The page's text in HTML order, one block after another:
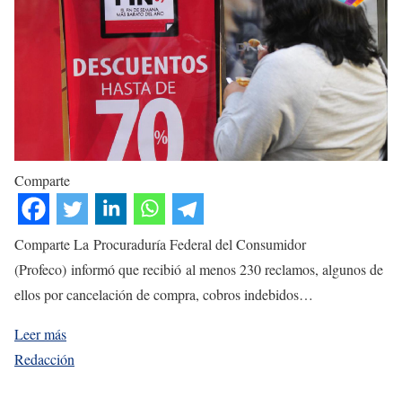
Comparte
Comparte La Procuraduría Federal del Consumidor
(Profeco) informó que recibió al menos 230 reclamos, algunos de
ellos por cancelación de compra, cobros indebidos…
Leer más
Redacción